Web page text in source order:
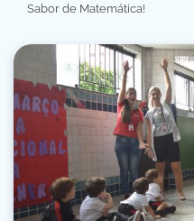
Sabor de Matemática!